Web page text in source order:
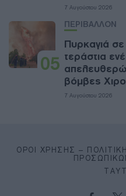
7 Αυγούστου 2026
05
ΠΕΡΙΒΑΛΛΟΝ
Πυρκαγιά σε
τεράστια
βόμβες
7 Αυγούστου 2026
ΌΡΟΙ ΧΡΉΣΗΣ –